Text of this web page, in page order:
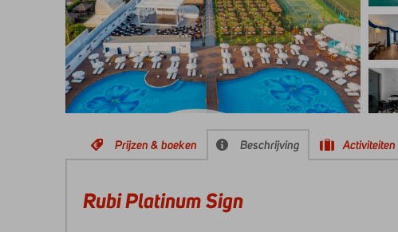
Prijzen & boeken Beschrijving Activiteiten
Rubi Platinum Sign